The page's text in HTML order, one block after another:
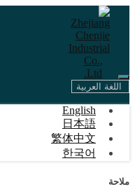
اللغة العربية
English
日本語
繁体中文
한국어
ملاحة